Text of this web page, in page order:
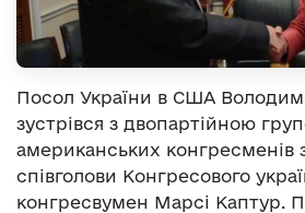
Посол України в США
зустрівся з двопартійною
американських конгресменів
співголови Конгресового
конгресвумен Марсі Каптур.